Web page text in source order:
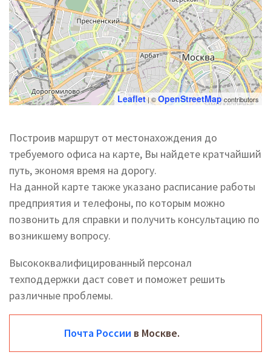
Leaflet| ©OpenStreetMapcontributors
Построив маршрут от местонахождения до
требуемого офиса на карте, Вы найдете кратчайший
путь, экономя время на дорогу.
На данной карте также указано расписание работы
предприятия и телефоны, по которым можно
позвонить для справки и получить консультацию по
возникшему вопросу.
Высококвалифицированный персонал
техподдержки даст совет и поможет решить
различные проблемы.
Почта России в Москве.